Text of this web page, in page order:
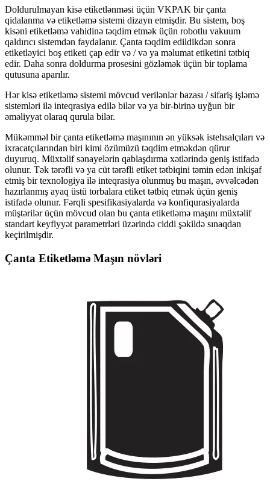
Doldurulmayan kisə etiketlənməsi üçün VKPAK bir çanta
qidalanma və etiketləmə sistemi dizayn etmişdir. Bu sistem, boş
kisəni etiketləmə vahidinə təqdim etmək üçün robotlu vakuum
qaldırıcı sistemdən faydalanır. Çanta təqdim edildikdən sonra
etiketləyici boş etiketi çap edir və / və ya məlumat etiketini tətbiq
edir. Daha sonra doldurma prosesini gözləmək üçün bir toplama
qutusuna aparılır.
Hər kisə etiketləmə sistemi mövcud verilənlər bazası / sifariş işləmə
sistemləri ilə inteqrasiya edilə bilər və ya bir-birinə uyğun bir
əməliyyat olaraq qurula bilər.
Mükəmməl bir çanta etiketləmə maşınının ən yüksək istehsalçıları və
ixracatçılarından biri kimi özümüzü təqdim etməkdən qürur
duyuruq. Müxtəlif sənayelərin qablaşdırma xətlərində geniş istifadə
olunur. Tək tərəfli və ya cüt tərəfli etiket tətbiqini təmin edən inkişaf
etmiş bir texnologiya ilə inteqrasiya olunmuş bu maşın, əvvəlcədən
hazırlanmış ayaq üstü torbalara etiket tətbiq etmək üçün geniş
istifadə olunur. Fərqli spesifikasiyalarda və konfiqurasiyalarda
müştərilər üçün mövcud olan bu çanta etiketləmə maşını müxtəlif
standart keyfiyyət parametrləri üzərində ciddi şəkildə sınaqdan
keçirilmişdir.
Çanta Etiketləmə Maşın növləri